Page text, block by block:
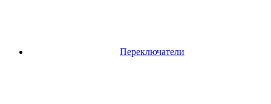
Переключатели